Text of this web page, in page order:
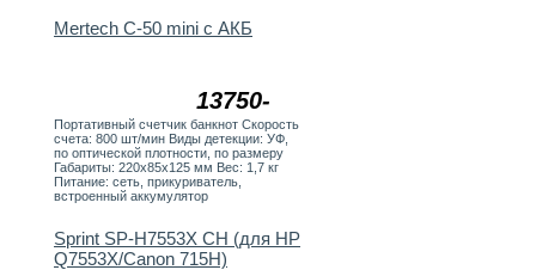
13750-
Mertech C-50 mini с АКБ
Портативный счетчик банкнот Скорость
счета: 800 шт/мин Виды детекции: УФ,
по оптической плотности, по размеру
Габариты: 220х85х125 мм Вес: 1,7 кг
Питание: сеть, прикуриватель,
встроенный аккумулятор
Sprint SP-H7553X CH (для HP
Q7553X/Canon 715H)